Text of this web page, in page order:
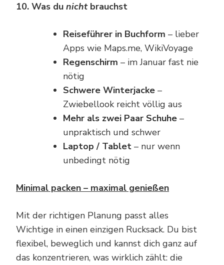
10. Was du nichtbrauchst
Reiseführer in Buchform – lieber
Apps wie Maps.me, WikiVoyage
Regenschirm – im Januar fast nie
nötig
Schwere Winterjacke –
Zwiebellook reicht völlig aus
Mehr als zwei Paar Schuhe –
unpraktisch und schwer
Laptop / Tablet – nur wenn
unbedingt nötig
Minimal packen – maximal genießen
Mit der richtigen Planung passt alles
Wichtige in einen einzigen Rucksack. Du bist
flexibel, beweglich und kannst dich ganz auf
das konzentrieren, was wirklich zählt: die